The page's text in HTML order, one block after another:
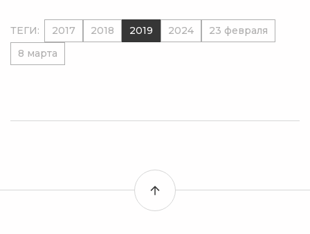
ТЕГИ: 2017 2018 2019 2024
23 февраля
8 марта